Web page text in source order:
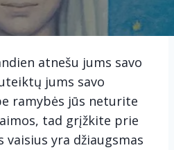
atnešu jums savo
jums savo
ramybės jūs neturite
tad grįžkite prie
vaisius yra džiaugsmas